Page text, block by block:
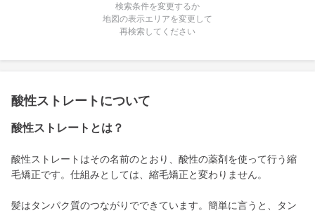
検索条件を変更するか
地図の表示エリアを変更して
再検索してください
酸性ストレートについて
酸性ストレートとは？
酸性ストレートはその名前のとおり、酸性の薬剤を使って行う縮
毛矯正です。仕組みとしては、縮毛矯正と変わりません。
髪はタンパク質のつながりでできています。簡単に言うと、タン